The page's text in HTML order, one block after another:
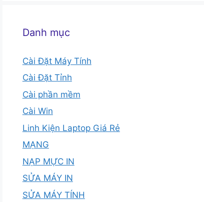
Danh mục
Cài Đặt Máy Tính
Cài Đặt Tỉnh
Cài phần mềm
Cài Win
Linh Kiện Laptop Giá Rẻ
MẠNG
NẠP MỰC IN
SỬA MÁY IN
SỬA MÁY TÍNH